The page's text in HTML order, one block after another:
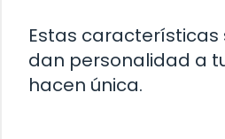
Estas características
dan personalidad a
hacen única.